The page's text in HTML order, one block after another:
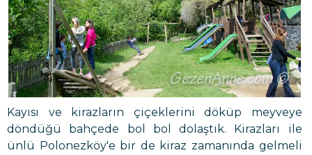
Kayısı ve kirazların çiçeklerini döküp meyveye
döndüğü bahçede bol bol dolaştık. Kirazları ile
ünlü Polonezköy'e bir de kiraz zamanında gelmeli